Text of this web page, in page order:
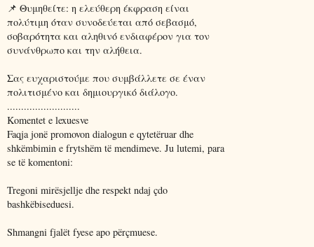
📌 Θυμηθείτε: η ελεύθερη έκφραση είναι
πολύτιμη όταν συνοδεύεται από σεβασμό,
σοβαρότητα και αληθινό ενδιαφέρον για τον
συνάνθρωπο και την αλήθεια.
Σας ευχαριστούμε που συμβάλλετε σε έναν
πολιτισμένο και δημιουργικό διάλογο.
..........................
Komentet e lexuesve
Faqja jonë promovon dialogun e qytetëruar dhe
shkëmbimin e frytshëm të mendimeve. Ju lutemi, para
se të komentoni:
Tregoni mirësjellje dhe respekt ndaj çdo
bashkëbiseduesi.
Shmangni fjalët fyese apo përçmuese.